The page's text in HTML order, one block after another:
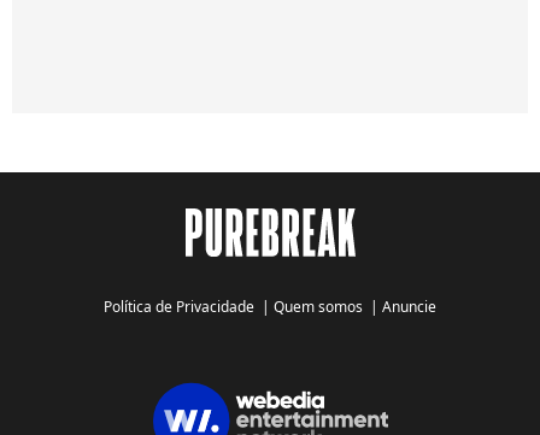
Política de Privacidade | Quem somos | Anuncie